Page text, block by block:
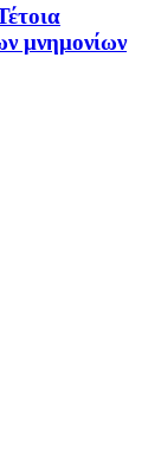
μνημονίων